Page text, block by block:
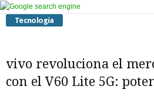
Tecnología
vivo revoluciona el
con el V60 Lite 5G: